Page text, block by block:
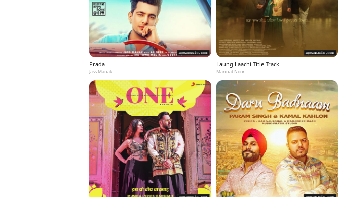
Prada
Jass Manak
Laung Laachi Title Track
Mannat Noor